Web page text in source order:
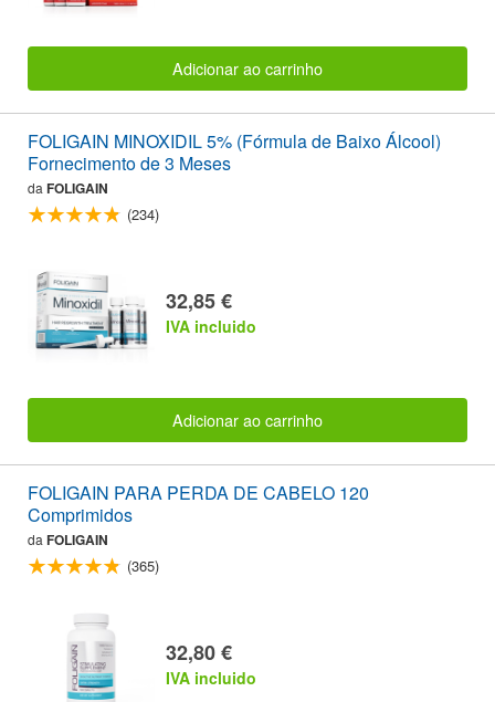
Adicionar ao carrinho
FOLIGAIN MINOXIDIL 5% (Fórmula de Baixo Álcool)
Fornecimento de 3 Meses
da FOLIGAIN
(234)
32,85 €
IVA incluido
Adicionar ao carrinho
FOLIGAIN PARA PERDA DE CABELO 120
Comprimidos
da FOLIGAIN
(365)
32,80 €
IVA incluido